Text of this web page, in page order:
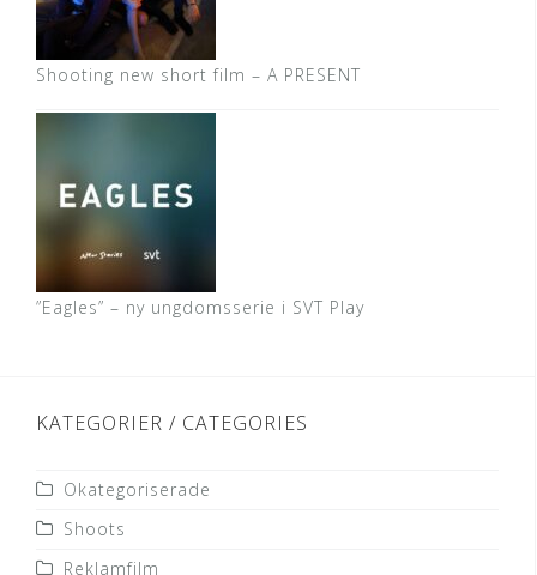
Shooting new short film – A PRESENT
”Eagles” – ny ungdomsserie i SVT Play
KATEGORIER / CATEGORIES
Okategoriserade
Shoots
Reklamfilm